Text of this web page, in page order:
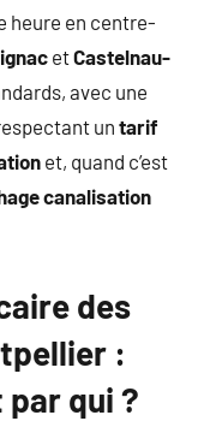
heure en centre-
etCastelnau-
avec une
un tarif
et, quand c’est
canalisation
des
:
qui ?